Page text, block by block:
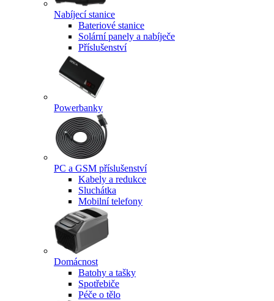
Nabíjecí stanice
Bateriové stanice
Solární panely a nabíječe
Příslušenství
Powerbanky
PC a GSM příslušenství
Kabely a redukce
Sluchátka
Mobilní telefony
Domácnost
Batohy a tašky
Spotřebiče
Péče o tělo